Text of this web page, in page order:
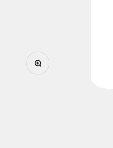
Zoomer sur l'image